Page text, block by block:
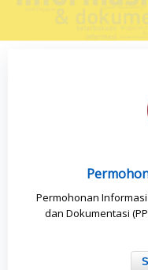
Permohonan
dan Dokumentasi